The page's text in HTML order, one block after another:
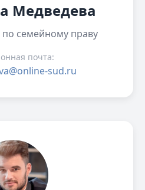
Медведева
семейному праву
почта:
sud.ru